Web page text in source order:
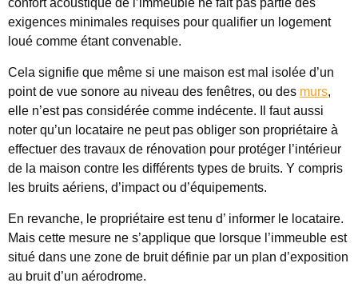
confort acoustique de l’immeuble ne fait pas partie des
exigences minimales requises pour qualifier un logement
loué comme étant convenable.
Cela signifie que même si une maison est mal isolée d’un
point de vue sonore au niveau des fenêtres, ou des murs,
elle n’est pas considérée comme indécente. Il faut aussi
noter qu’un locataire ne peut pas obliger son propriétaire à
effectuer des travaux de rénovation pour protéger l’intérieur
de la maison contre les différents types de bruits. Y compris
les bruits aériens, d’impact ou d’équipements.
En revanche, le propriétaire est tenu d’ informer le locataire.
Mais cette mesure ne s’applique que lorsque l’immeuble est
situé dans une zone de bruit définie par un plan d’exposition
au bruit d’un aérodrome.